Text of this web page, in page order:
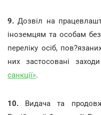
9. Дозвіл на
іноземцям та особам
переліку осіб,
них застосовані
санкції».
10. Видача та